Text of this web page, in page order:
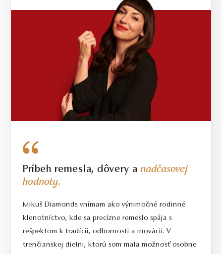
Príbeh remesla, dôvery anadčasovej
hodnoty.
Mikuš Diamonds vnímam ako výnimočné rodinné
klenotníctvo, kde sa precízne remeslo spája s
rešpektom k tradícii, odbornosti a inovácii. V
trenčianskej dielni, ktorú som mala možnosť osobne